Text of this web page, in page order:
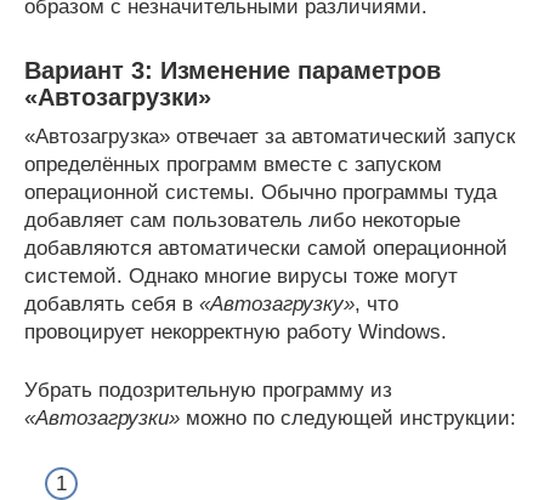
образом с незначительными различиями.
Вариант 3: Изменение параметров
«Автозагрузки»
«Автозагрузка» отвечает за автоматический запуск
определённых программ вместе с запуском
операционной системы. Обычно программы туда
добавляет сам пользователь либо некоторые
добавляются автоматически самой операционной
системой. Однако многие вирусы тоже могут
добавлять себя в «Автозагрузку», что
провоцирует некорректную работу Windows.
Убрать подозрительную программу из
«Автозагрузки» можно по следующей инструкции: